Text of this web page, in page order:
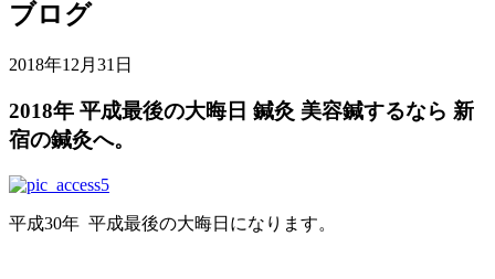
ブログ
2018年12月31日
2018年 平成最後の大晦日 鍼灸 美容鍼するなら 新
宿の鍼灸へ。
平成30年 平成最後の大晦日になります。